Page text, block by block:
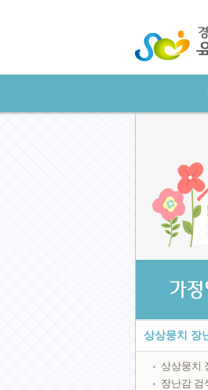
상상뭉치 장
상상뭉치
장난감 검